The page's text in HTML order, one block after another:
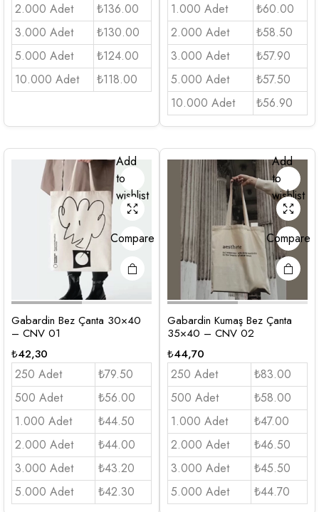
2.000 Adet
₺136.00
3.000 Adet
₺130.00
5.000 Adet
₺124.00
10.000 Adet
₺118.00
1.000 Adet
₺60.00
2.000 Adet
₺58.50
3.000 Adet
₺57.90
5.000 Adet
₺57.50
10.000 Adet
₺56.90
Add
to
wishlist
Compare
Gabardin Bez Çanta 30×40
– CNV 01
₺42,30
250 Adet
₺79.50
500 Adet
₺56.00
1.000 Adet
₺44.50
2.000 Adet
₺44.00
3.000 Adet
₺43.20
5.000 Adet
₺42.30
Add
to
wishlist
Compare
Gabardin Kumaş Bez Çanta
35×40 – CNV 02
₺44,70
250 Adet
₺83.00
500 Adet
₺58.00
1.000 Adet
₺47.00
2.000 Adet
₺46.50
3.000 Adet
₺45.50
5.000 Adet
₺44.70